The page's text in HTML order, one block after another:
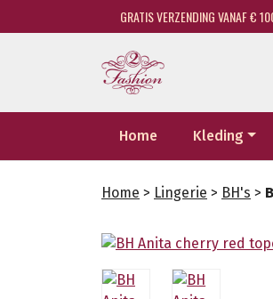
GRATIS VERZENDING VANAF €
Home Kleding
Home > Lingerie > BH's >